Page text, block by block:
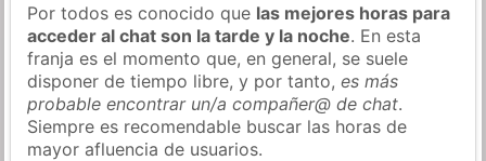
Por todos es conocido que las mejores horas para
acceder al chat son la tarde y la noche. En esta
franja es el momento que, en general, se suele
disponer de tiempo libre, y por tanto,es más
probable encontrar un/a compañer@ de chat.
Siempre es recomendable buscar las horas de
mayor afluencia de usuarios.